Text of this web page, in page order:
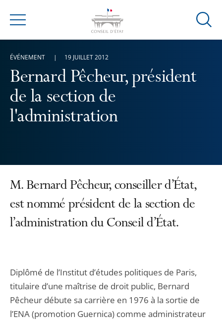
Menu
Ouvrir
Bernard Pêcheur, président
de la section de
l'administration
ÉVÉNEMENT 19 JUILLET 2012
M. Bernard Pêcheur, conseiller d’État,
est nommé président de la section de
l’administration du Conseil d’État.
Diplômé de l’Institut d’études politiques de Paris,
titulaire d’une maîtrise de droit public, Bernard
Pêcheur débute sa carrière en 1976 à la sortie de
l’ENA (promotion Guernica) comme administrateur